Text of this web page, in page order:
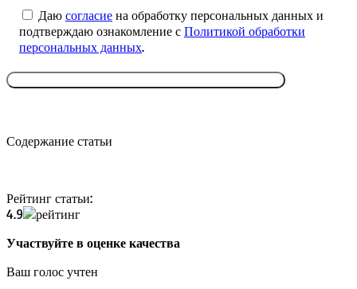
Даю согласие на обработку персональных данных и
подтверждаю ознакомление с Политикой обработки
персональных данных.
Содержание статьи
Рейтинг статьи:
4.9
Участвуйте в оценке качества
Ваш голос учтен